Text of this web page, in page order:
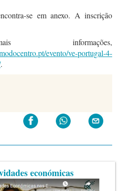
se em anexo. A inscrição
informações,
evento/ve-portugal-4-
.
económicas